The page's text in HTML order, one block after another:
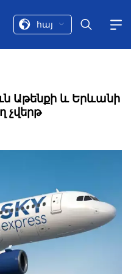
հայ
Աթենքի և Երևանի
չվերթ